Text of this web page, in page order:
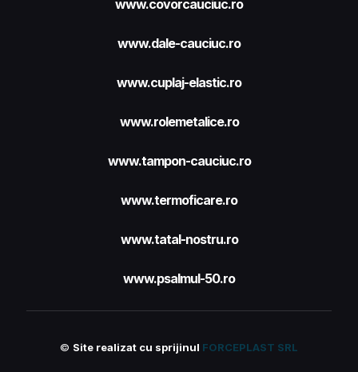
www.covorcauciuc.ro
www.dale-cauciuc.ro
www.cuplaj-elastic.ro
www.rolemetalice.ro
www.tampon-cauciuc.ro
www.termoficare.ro
www.tatal-nostru.ro
www.psalmul-50.ro
© Site realizat cu sprijinul FORCEPLAST SRL